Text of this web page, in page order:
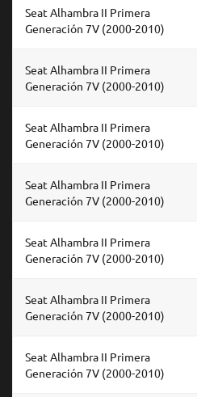
Seat Alhambra II Primera
Generación 7V (2000-2010)
Seat Alhambra II Primera
Generación 7V (2000-2010)
Seat Alhambra II Primera
Generación 7V (2000-2010)
Seat Alhambra II Primera
Generación 7V (2000-2010)
Seat Alhambra II Primera
Generación 7V (2000-2010)
Seat Alhambra II Primera
Generación 7V (2000-2010)
Seat Alhambra II Primera
Generación 7V (2000-2010)